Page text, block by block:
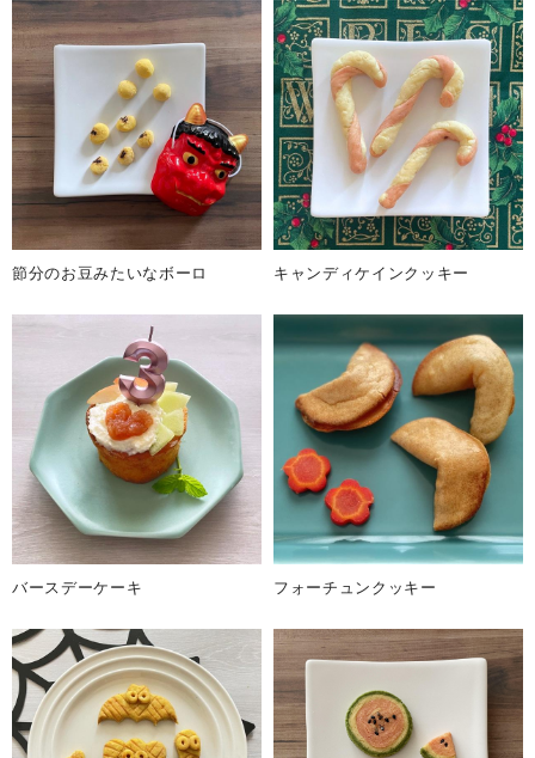
節分のお豆みたいなボーロ キャンディケインクッキー
バースデーケーキ フォーチュンクッキー